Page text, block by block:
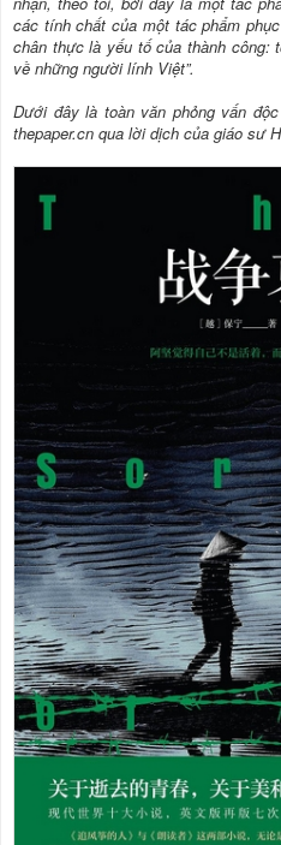
các tính chất của một tác phẩm
chân thực là yếu tố của thành công:
về những người lính Việt”.
Dưới đây là toàn văn phỏng vấn
thepaper.cn qua lời dịch của giáo sư